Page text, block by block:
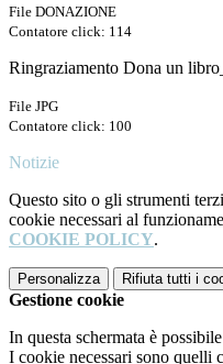
File DONAZIONE
Contatore click: 114
Ringraziamento Dona un
File JPG
Contatore click: 100
Notizie
Questo sito o gli strumenti
cookie necessari al
COOKIE POLICY.
Personalizza Rifiuta tutti i
Gestione cookie
In questa schermata è
I cookie necessari sono quelli